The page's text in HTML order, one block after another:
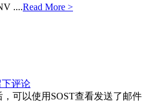
....Read More >
下评论
可以使用SOST查看发送了邮件